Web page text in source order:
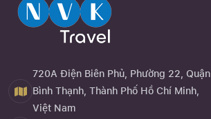
720A Điện Biên Phủ, Phường 22, Quận
Bình Thạnh, Thành Phố Hồ Chí Minh,
Việt Nam